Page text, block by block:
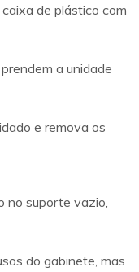
de plástico com
a unidade
e remova os
no suporte vazio,
do gabinete, mas